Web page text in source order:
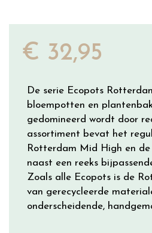
€ 32,95
De serie Ecopots
bloempotten en
gedomineerd wordt door
assortiment bevat het
Rotterdam Mid High en
naast een reeks
Zoals alle Ecopots is de
van gerecycleerde
onderscheidende,